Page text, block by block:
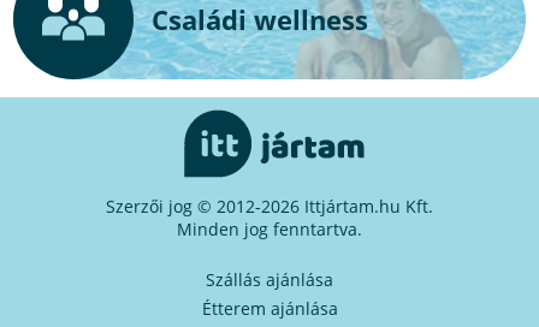
Családi wellness
Szerzői jog © 2012-2026 Ittjártam.hu Kft.
Minden jog fenntartva.
Szállás ajánlása
Étterem ajánlása